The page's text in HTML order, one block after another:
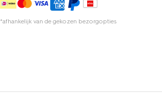
*afhankelijk van de gekozen bezorgopties